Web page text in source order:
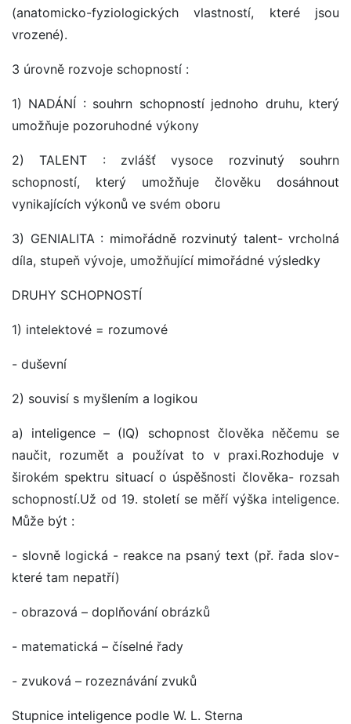
(anatomicko-fyziologických vlastností, které jsou
vrozené).
3 úrovně rozvoje schopností :
1) NADÁNÍ : souhrn schopností jednoho druhu, který
umožňuje pozoruhodné výkony
2) TALENT : zvlášť vysoce rozvinutý souhrn
schopností, který umožňuje člověku dosáhnout
vynikajících výkonů ve svém oboru
3) GENIALITA : mimořádně rozvinutý talent- vrcholná
díla, stupeň vývoje, umožňující mimořádné výsledky
DRUHY SCHOPNOSTÍ
1) intelektové = rozumové
- duševní
2) souvisí s myšlením a logikou
a) inteligence – (IQ) schopnost člověka něčemu se
naučit, rozumět a používat to v praxi.Rozhoduje v
širokém spektru situací o úspěšnosti člověka- rozsah
schopností.Už od 19. století se měří výška inteligence.
Může být :
- slovně logická - reakce na psaný text (př. řada slov-
které tam nepatří)
- obrazová – doplňování obrázků
- matematická – číselné řady
- zvuková – rozeznávání zvuků
Stupnice inteligence podle W. L. Sterna